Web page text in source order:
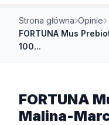
Strona główna Opinie
FORTUNA Mus
100...
FORTUNA
Malina-